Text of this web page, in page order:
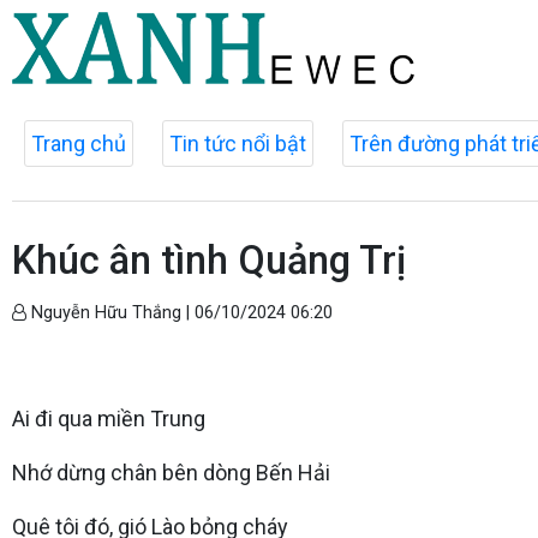
Trang chủ Tin tức nổi bật Trên đường phát
Khúc ân tình Quảng Trị
Nguyễn Hữu Thắng | 06/10/2024 06:20
Ai đi qua miền Trung
Nhớ dừng chân bên dòng Bến Hải
Quê tôi đó, gió Lào bỏng cháy